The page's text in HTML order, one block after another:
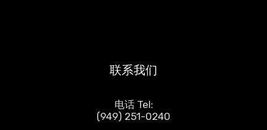
联系我们
电话 Tel:
(949) 251-0240